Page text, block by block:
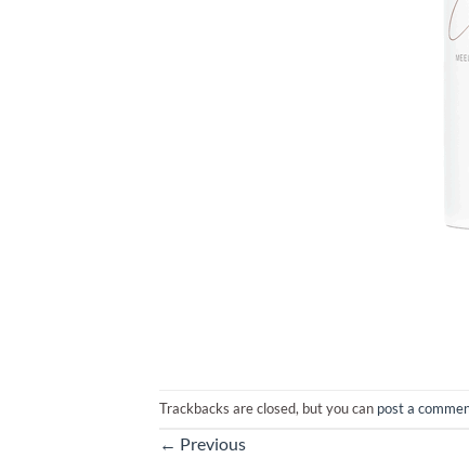
Trackbacks are closed, but you can post a
← Previous